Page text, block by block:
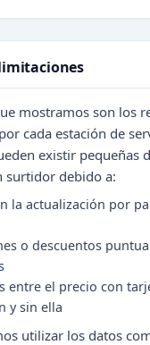
mostramos son los
cada estación de
existir pequeñas
surtidor debido a:
la actualización por
o descuentos
entre el precio con
y sin ella
utilizar los datos